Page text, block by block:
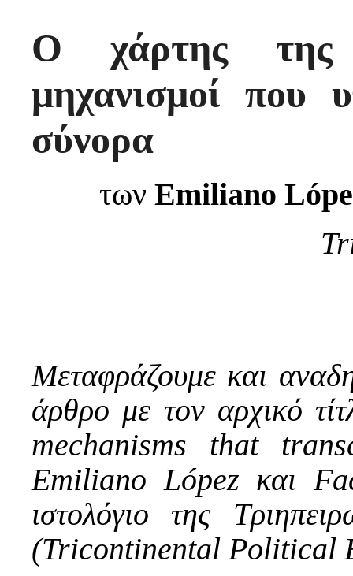
Ο χάρτης της
μηχανισμοί που
σύνορα
των Emiliano Ló
Μεταφράζουμε και
άρθρο με τον αρχικό
mechanisms that
Emiliano López και
ιστολόγιο της
(Tricontinental Political